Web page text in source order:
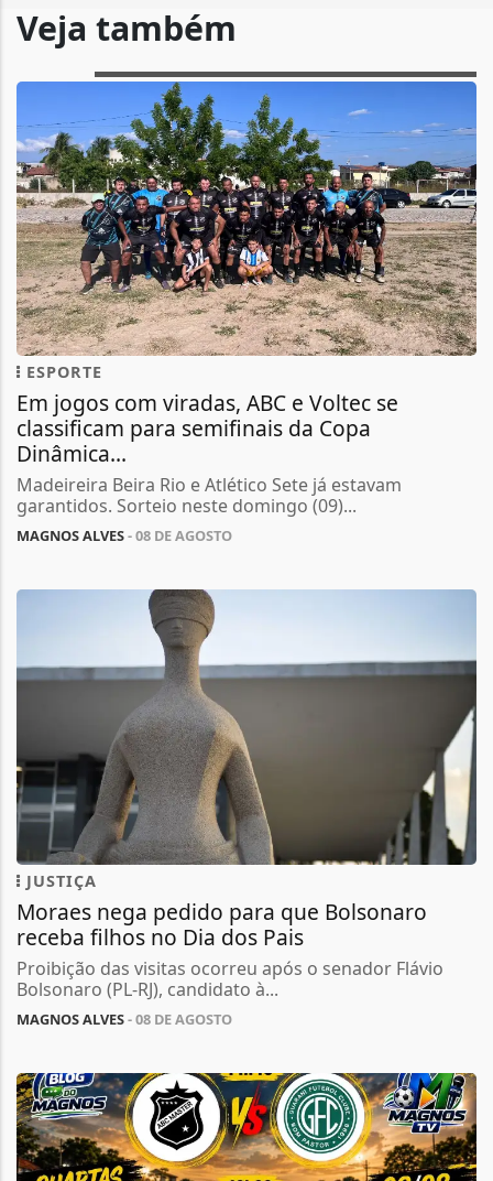
Veja também
ESPORTE
Em jogos com viradas, ABC e Voltec se
classificam para semifinais da Copa
Dinâmica...
Madeireira Beira Rio e Atlético Sete já estavam
garantidos. Sorteio neste domingo (09)...
MAGNOS ALVES- 08 DE AGOSTO
JUSTIÇA
Moraes nega pedido para que Bolsonaro
receba filhos no Dia dos Pais
Proibição das visitas ocorreu após o senador Flávio
Bolsonaro (PL-RJ), candidato à...
MAGNOS ALVES- 08 DE AGOSTO